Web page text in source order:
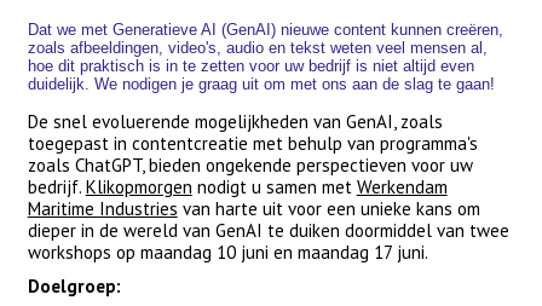
Dat we met Generatieve AI (GenAI) nieuwe content kunnen creëren,
zoals afbeeldingen, video's, audio en tekst weten veel mensen al,
hoe dit praktisch is in te zetten voor uw bedrijf is niet altijd even
duidelijk. We nodigen je graag uit om met ons aan de slag te gaan!
De snel evoluerende mogelijkheden van GenAI, zoals
toegepast in contentcreatie met behulp van programma's
zoals ChatGPT, bieden ongekende perspectieven voor uw
bedrijf. Klikopmorgen nodigt u samen met Werkendam
Maritime Industries van harte uit voor een unieke kans om
dieper in de wereld van GenAI te duiken doormiddel van twee
workshops op maandag 10 juni en maandag 17 juni.
Doelgroep: